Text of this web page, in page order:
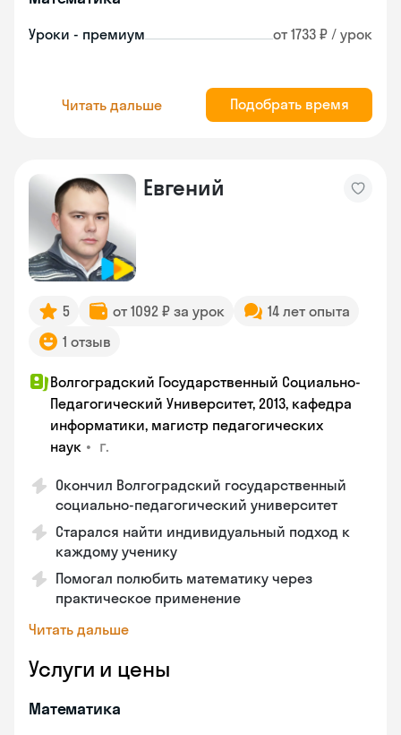
Уроки - премиум от 1733 ₽ / урок
Читать дальше Подобрать время
Евгений
5 от 1092 ₽ за урок
14 лет опыта
1 отзыв
Волгоградский Государственный Социально-
Педагогический Университет, 2013, кафедра
информатики, магистр педагогических
наук • г.
Окончил Волгоградский государственный
социально-педагогический университет
Старался найти индивидуальный подход к
каждому ученику
Помогал полюбить математику через
практическое применение
Читать дальше
Услуги и цены
Математика